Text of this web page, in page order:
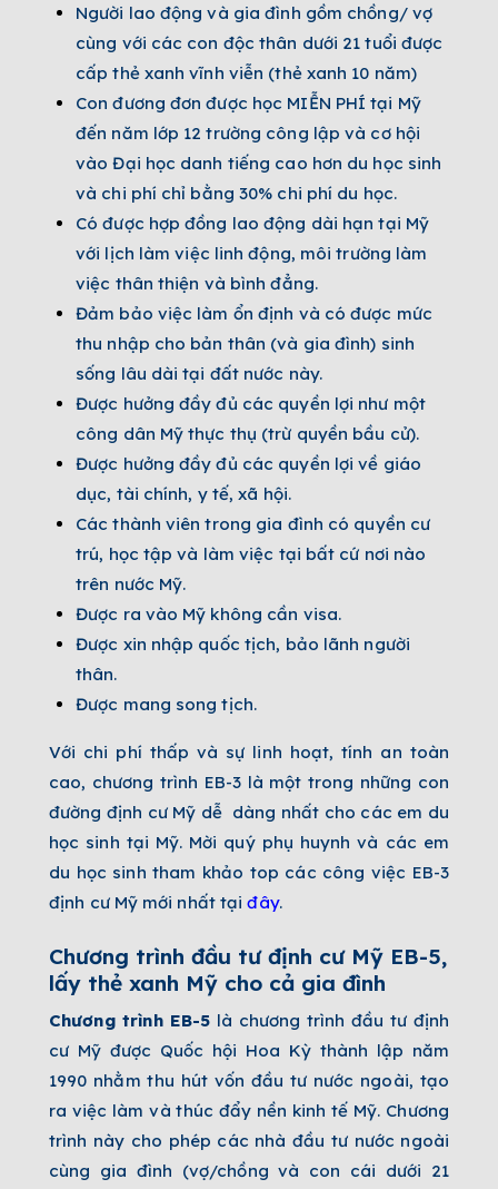
Người lao động và gia đình gồm chồng/ vợ
cùng với các con độc thân dưới 21 tuổi được
cấp thẻ xanh vĩnh viễn (thẻ xanh 10 năm)
Con đương đơn được học MIỄN PHÍ tại Mỹ
đến năm lớp 12 trường công lập và cơ hội
vào Đại học danh tiếng cao hơn du học sinh
và chi phí chỉ bằng 30% chi phí du học.
Có được hợp đồng lao động dài hạn tại Mỹ
với lịch làm việc linh động, môi trường làm
việc thân thiện và bình đẳng.
Đảm bảo việc làm ổn định và có được mức
thu nhập cho bản thân (và gia đình) sinh
sống lâu dài tại đất nước này.
Được hưởng đầy đủ các quyền lợi như một
công dân Mỹ thực thụ (trừ quyền bầu cử).
Được hưởng đầy đủ các quyền lợi về giáo
dục, tài chính, y tế, xã hội.
Các thành viên trong gia đình có quyền cư
trú, học tập và làm việc tại bất cứ nơi nào
trên nước Mỹ.
Được ra vào Mỹ không cần visa.
Được xin nhập quốc tịch, bảo lãnh người
thân.
Được mang song tịch.
Với chi phí thấp và sự linh hoạt, tính an toàn
cao, chương trình EB-3 là một trong những con
đường định cư Mỹ dễ dàng nhất cho các em du
học sinh tại Mỹ. Mời quý phụ huynh và các em
du học sinh tham khảo top các công việc EB-3
định cư Mỹ mới nhất tạiđây.
Chương trình đầu tư định cư Mỹ EB-5,
lấy thẻ xanh Mỹ cho cả gia đình
Chương trình EB-5 là chương trình đầu tư định
cư Mỹ được Quốc hội Hoa Kỳ thành lập năm
1990 nhằm thu hút vốn đầu tư nước ngoài, tạo
ra việc làm và thúc đẩy nền kinh tế Mỹ. Chương
trình này cho phép các nhà đầu tư nước ngoài
cùng gia đình (vợ/chồng và con cái dưới 21